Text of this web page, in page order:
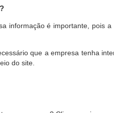
informação é importante, pois
que a empresa tenha
do site.